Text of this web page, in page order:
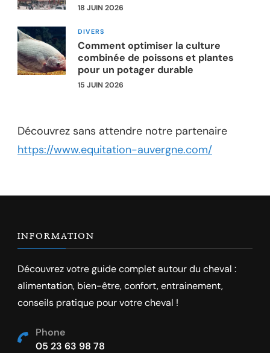
18 JUIN 2026
DIVERS
Comment optimiser la culture
combinée de poissons et plantes
pour un potager durable
15 JUIN 2026
Découvrez sans attendre notre partenaire
https://www.equitation-auvergne.com/
INFORMATION
Découvrez votre guide complet autour du cheval :
alimentation, bien-être, confort, entrainement,
conseils pratique pour votre cheval !
Phone
05 23 63 98 78